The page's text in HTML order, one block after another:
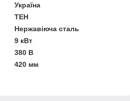
Україна
ТЕН
Нержавіюча сталь
9 кВт
380 В
420 мм